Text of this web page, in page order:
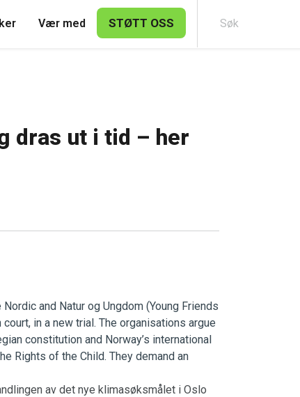
Vær med STØTT OSS
dras ut i tid – her
av det nye klimasøksmålet i Oslo